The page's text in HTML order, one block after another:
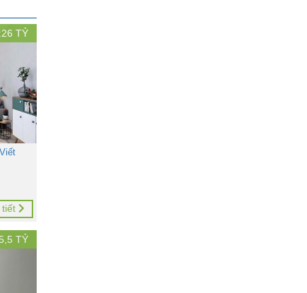
26 TỶ
tiết
TỶ